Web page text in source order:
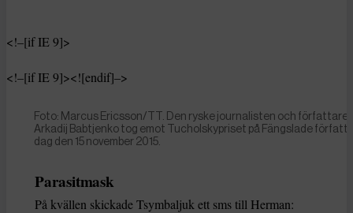
<!–[if IE 9]>
<!–[if IE 9]><![endif]–>
Foto: Marcus Ericsson/TT. Den ryske journalisten och
Arkadij Babtjenko tog emot Tucholskypriset på Fängslade
dag den 15 november 2015.
Parasitmask
På kvällen skickade Tsymbaljuk ett sms till Herman: